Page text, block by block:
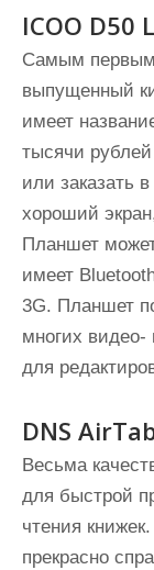
ICOO D50
Самым
выпущенный
имеет
тысячи
или заказать
хороший
Планшет
имеет
3G. Планшет
многих видео-
для
DNS
Весьма
для быстрой
чтения
прекрасно